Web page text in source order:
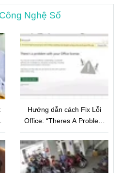
Nghệ Số
Hướng dẫn cách Fix Lỗi
Office: “Theres A Problem